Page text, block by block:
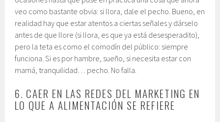
veo como bastante obvia: si llora, dale el pecho. Bueno, en
realidad hay que estar atentos a ciertas señales y dárselo
antes de que llore (si llora, es que ya está desesperadito),
pero la teta es como el comodín del público: siempre
funciona. Si es por hambre, sueño, si necesita estar con
mamá, tranquilidad… pecho. No falla.
6. CAER EN LAS REDES DEL MARKETING EN
LO QUE A ALIMENTACIÓN SE REFIERE